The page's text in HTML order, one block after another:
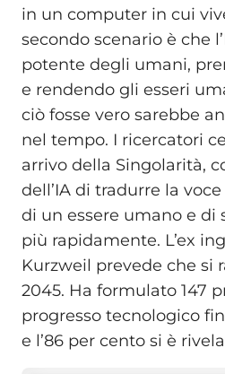
in un computer in cui
secondo scenario è che
potente degli umani,
e rendendo gli esseri
ciò fosse vero sarebbe
nel tempo. I ricercatori
arrivo della Singolarità,
dell’IA di tradurre la voce
di un essere umano e di
più rapidamente. L’ex
Kurzweil prevede che si
2045. Ha formulato 147
progresso tecnologico
e l’86 per cento si è